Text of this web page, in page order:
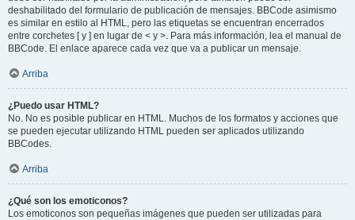
deshabilitado del formulario de publicación de mensajes. BBCode asimismo
es similar en estilo al HTML, pero las etiquetas se encuentran encerrados
entre corchetes [ y ] en lugar de < y >. Para más información, lea el manual de
BBCode. El enlace aparece cada vez que va a publicar un mensaje.
Arriba
¿Puedo usar HTML?
No. No es posible publicar en HTML. Muchos de los formatos y acciones que
se pueden ejecutar utilizando HTML pueden ser aplicados utilizando
BBCodes.
Arriba
¿Qué son los emoticonos?
Los emoticonos son pequeñas imágenes que pueden ser utilizadas para